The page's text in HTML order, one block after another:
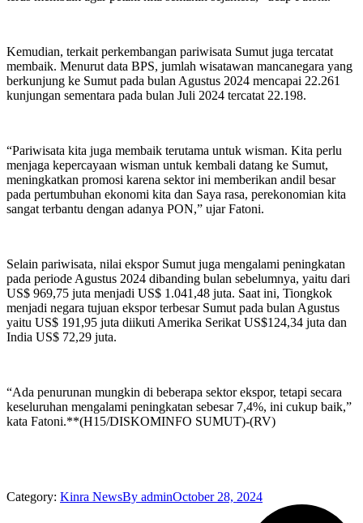
Kemudian, terkait perkembangan pariwisata Sumut juga tercatat
membaik. Menurut data BPS, jumlah wisatawan mancanegara yang
berkunjung ke Sumut pada bulan Agustus 2024 mencapai 22.261
kunjungan sementara pada bulan Juli 2024 tercatat 22.198.
“Pariwisata kita juga membaik terutama untuk wisman. Kita perlu
menjaga kepercayaan wisman untuk kembali datang ke Sumut,
meningkatkan promosi karena sektor ini memberikan andil besar
pada pertumbuhan ekonomi kita dan Saya rasa, perekonomian kita
sangat terbantu dengan adanya PON,” ujar Fatoni.
Selain pariwisata, nilai ekspor Sumut juga mengalami peningkatan
pada periode Agustus 2024 dibanding bulan sebelumnya, yaitu dari
US$ 969,75 juta menjadi US$ 1.041,48 juta. Saat ini, Tiongkok
menjadi negara tujuan ekspor terbesar Sumut pada bulan Agustus
yaitu US$ 191,95 juta diikuti Amerika Serikat US$124,34 juta dan
India US$ 72,29 juta.
“Ada penurunan mungkin di beberapa sektor ekspor, tetapi secara
keseluruhan mengalami peningkatan sebesar 7,4%, ini cukup baik,”
kata Fatoni.**(H15/DISKOMINFO SUMUT)-(RV)
Category: Kinra NewsBy adminOctober 28, 2024